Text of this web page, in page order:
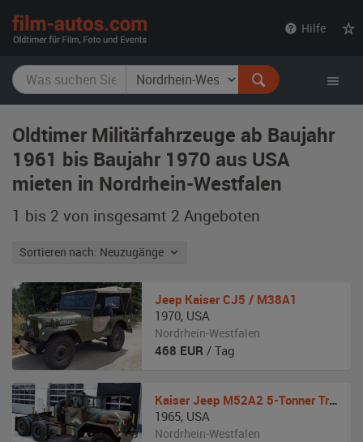
Hilfe
Oldtimer Militärfahrzeuge ab Baujahr
1961 bis Baujahr 1970 aus USA
mieten in Nordrhein-Westfalen
1 bis 2 von insgesamt 2 Angeboten
Sortieren nach: Neuzugänge
Jeep Kaiser CJ5 / M38A1
1970, USA
Nordrhein-Westfalen
468 EUR / Tag
Kaiser Jeep M52A2 5-Tonner Tractor Zugmaschine
1965, USA
Nordrhein-Westfalen